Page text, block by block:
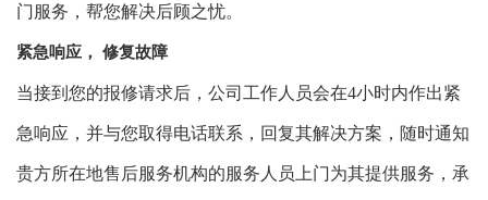
门服务，帮您解决后顾之忧。
紧急响应， 修复故障
当接到您的报修请求后，公司工作人员会在4小时内作出紧
急响应，并与您取得电话联系，回复其解决方案，随时通知
贵方所在地售后服务机构的服务人员上门为其提供服务，承